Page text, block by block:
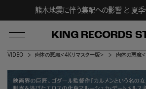
熊本地震に伴う集配への影響 と 夏
KING RECORDS
VIDEO 肉体の悪魔＜４Ｋリマスター版＞ 肉体の悪魔